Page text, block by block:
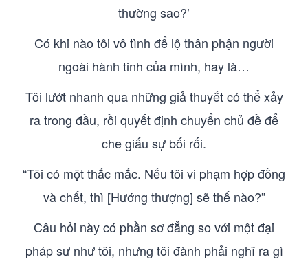
thường sao?’
Có khi nào tôi vô tình để lộ thân phận người
ngoài hành tinh của mình, hay là…
Tôi lướt nhanh qua những giả thuyết có thể xảy
ra trong đầu, rồi quyết định chuyển chủ đề để
che giấu sự bối rối.
“Tôi có một thắc mắc. Nếu tôi vi phạm hợp đồng
và chết, thì [Hướng thượng] sẽ thế nào?”
Câu hỏi này có phần sơ đẳng so với một đại
pháp sư như tôi, nhưng tôi đành phải nghĩ ra gì